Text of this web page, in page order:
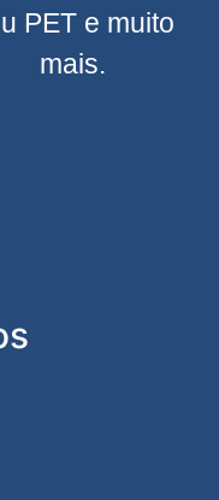
PET e muito
mais.